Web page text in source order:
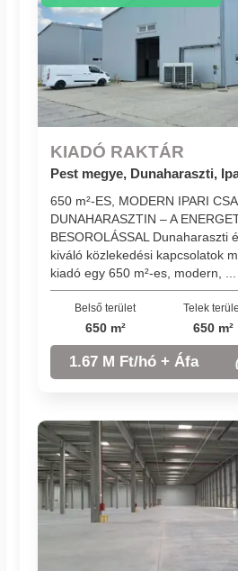
KIADÓ RAKTÁR
Pest megye, Dunaharaszti,
650 m²-ES, MODERN IPARI
DUNAHARASZTIN – A
BESOROLÁSSAL Dunaharaszti
kiváló közlekedési kapcsolatok
kiadó egy 650 m²-es, modern, ...
Belső terület
650 m²
Telek
650 m²
1.67 M Ft/hó + Áfa